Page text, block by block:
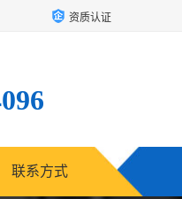
资质认证
联系方式